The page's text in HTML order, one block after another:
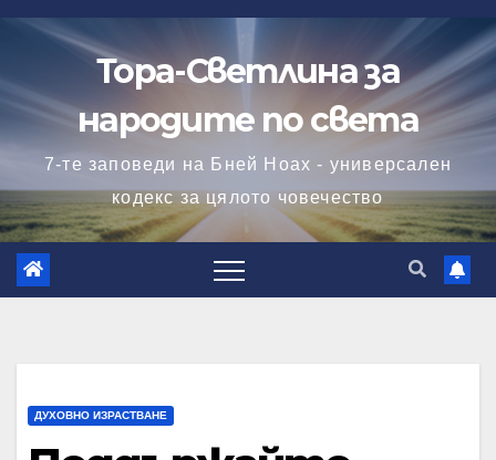
Skip
content
Тора-Светлина за
народите по света
7-те заповеди на Бней Ноах - универсален
кодекс за цялото човечество
ДУХОВНО ИЗРАСТВАНЕ